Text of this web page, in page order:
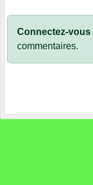
Connectez-vous
commentaires.